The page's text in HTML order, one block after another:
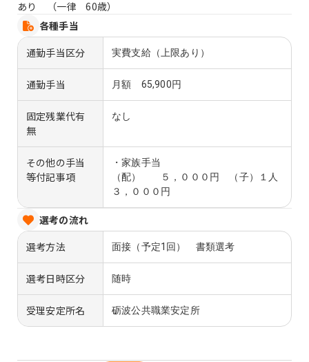
あり （一律 60歳）
各種手当
通勤手当区分
実費支給（上限あり）
通勤手当 月額 65,900円
固定残業代有
無
なし
その他の手当
等付記事項
・家族手当
（配） ５，０００円 （子）１人
３，０００円
選考の流れ
選考方法
面接（予定1回） 書類選考
選考日時区分 随時
受理安定所名 砺波公共職業安定所